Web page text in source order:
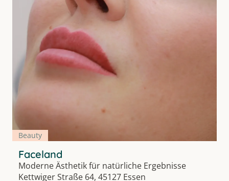
Beauty
Faceland
Moderne Ästhetik für natürliche Ergebnisse
Kettwiger Straße 64, 45127 Essen